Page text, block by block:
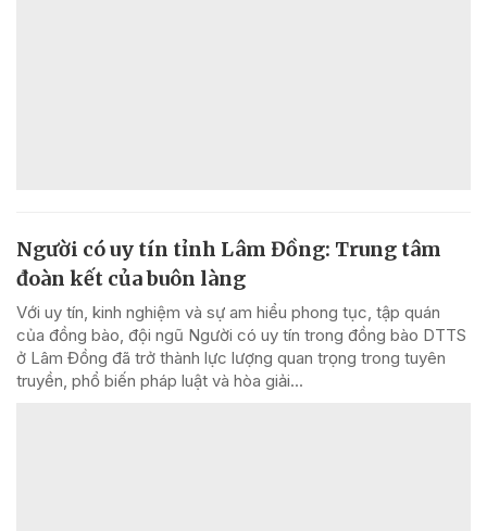
Người có uy tín tỉnh Lâm Đồng: Trung tâm
đoàn kết của buôn làng
Với uy tín, kinh nghiệm và sự am hiểu phong tục, tập quán
của đồng bào, đội ngũ Người có uy tín trong đồng bào DTTS
ở Lâm Đồng đã trở thành lực lượng quan trọng trong tuyên
truyền, phổ biến pháp luật và hòa giải...